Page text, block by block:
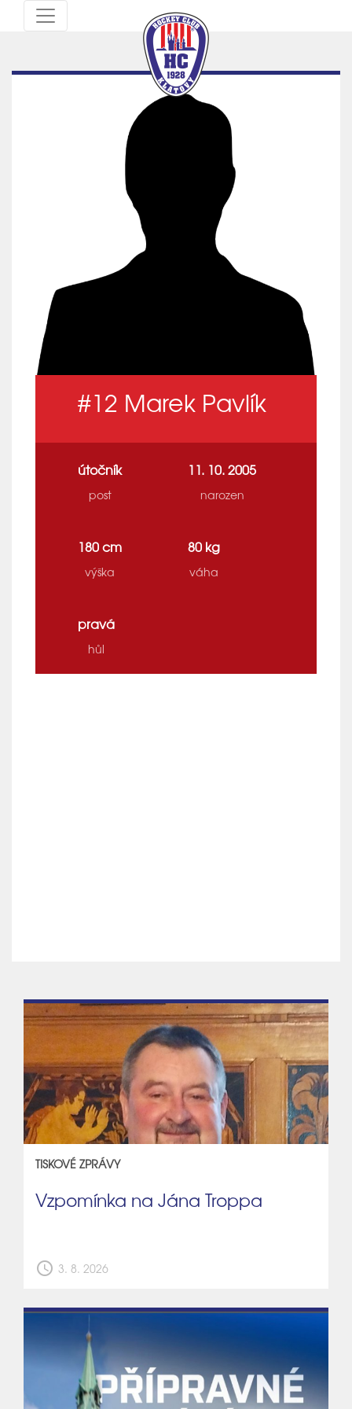
#12 Marek Pavlík
útočník
post
11. 10. 2005
narozen
180 cm
výška
80 kg
váha
pravá
hůl
TISKOVÉ ZPRÁVY
Vzpomínka na Jána Troppa
schedule 3. 8. 2026